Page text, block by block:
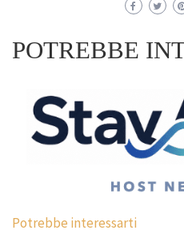
POTREBBE
Potrebbe interessarti